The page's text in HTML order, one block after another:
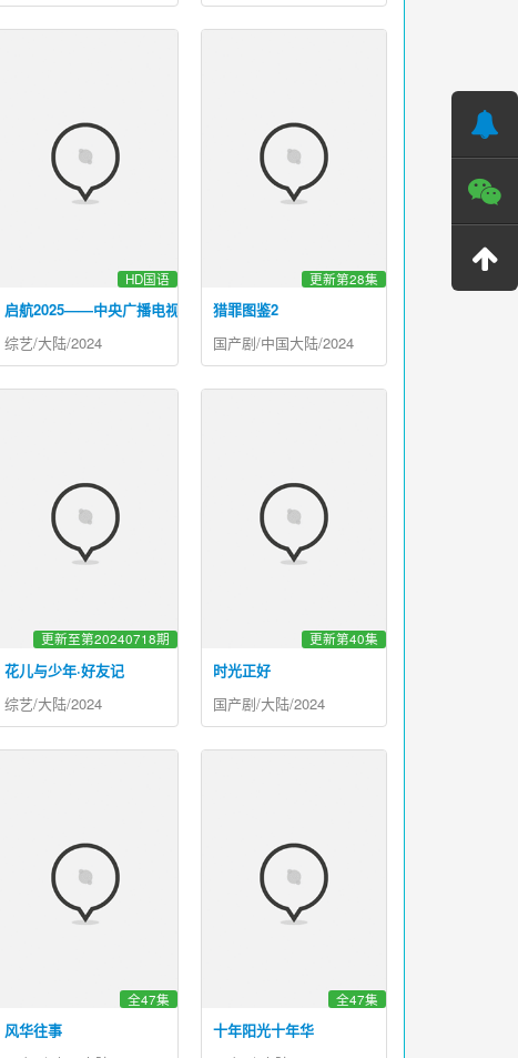
启航2025——中央广播电视总台跨年晚会
HD国语
综艺/大陆/2024
猎罪图鉴2
更新第28集
国产剧/中国大陆/2024
花儿与少年·好友记
更新至第20240718期
综艺/大陆/2024
时光正好
更新第40集
国产剧/大陆/2024
风华往事
全47集
十年阳光十年华
全47集